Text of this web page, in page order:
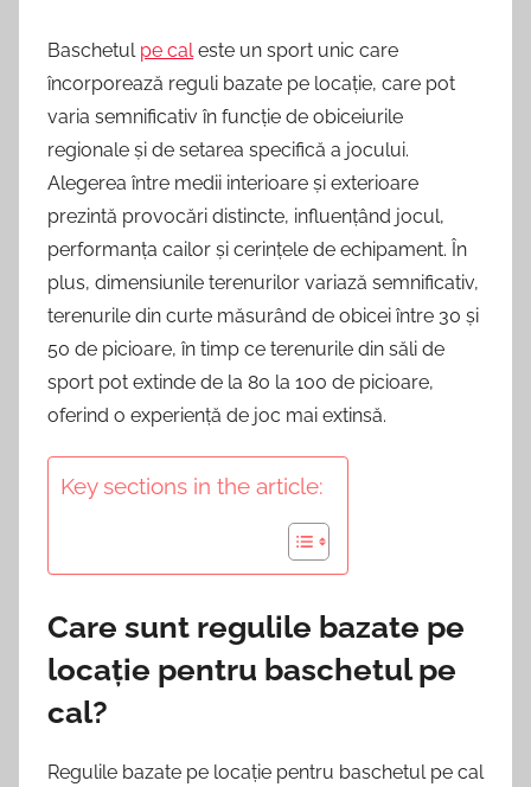
Baschetul pe cal este un sport unic care
încorporează reguli bazate pe locație, care pot
varia semnificativ în funcție de obiceiurile
regionale și de setarea specifică a jocului.
Alegerea între medii interioare și exterioare
prezintă provocări distincte, influențând jocul,
performanța cailor și cerințele de echipament. În
plus, dimensiunile terenurilor variază semnificativ,
terenurile din curte măsurând de obicei între 30 și
50 de picioare, în timp ce terenurile din săli de
sport pot extinde de la 80 la 100 de picioare,
oferind o experiență de joc mai extinsă.
Key sections in the article:
Care sunt regulile bazate pe
locație pentru baschetul pe
cal?
Regulile bazate pe locație pentru baschetul pe cal